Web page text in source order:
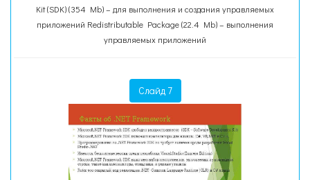
Kit (SDK) (354 Mb) – для выполнения и создания управляемых
приложений Redistributable Package (22.4 Mb) – выполнения
управляемых приложений
Слайд 7